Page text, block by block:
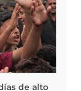
de alto